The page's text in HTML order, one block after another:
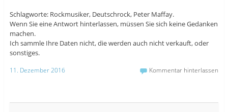
Schlagworte: Rockmusiker, Deutschrock, Peter Maffay.
Wenn Sie eine Antwort hinterlassen, müssen Sie sich keine Gedanken
machen.
Ich sammle Ihre Daten nicht, die werden auch nicht verkauft, oder
sonstiges.
11. Dezember 2016 Kommentar hinterlassen